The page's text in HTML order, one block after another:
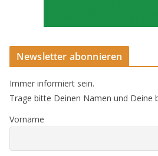
Newsletter abonnieren
Immer informiert sein.
Trage bitte Deinen Namen und Deine
Vorname